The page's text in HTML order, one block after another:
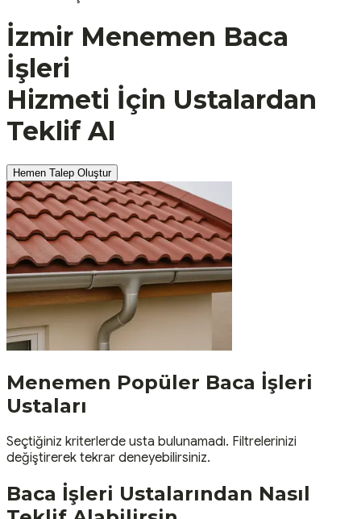
İzmir Menemen Baca
İşleri
Hizmeti İçin Ustalardan
Teklif Al
Hemen Talep Oluştur
Menemen Popüler Baca İşleri
Ustaları
Seçtiğiniz kriterlerde usta bulunamadı. Filtrelerinizi
değiştirerek tekrar deneyebilirsiniz.
Baca İşleri Ustalarından Nasıl